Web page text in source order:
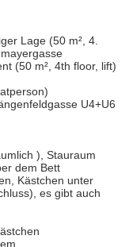
Lage (50 m², 4.
(50 m², 4th floor, lift)
U4+U6
), Stauraum
dem Bett
Kästchen unter
es gibt auch